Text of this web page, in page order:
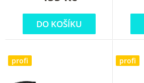
DO KOŠÍKU
profi profi